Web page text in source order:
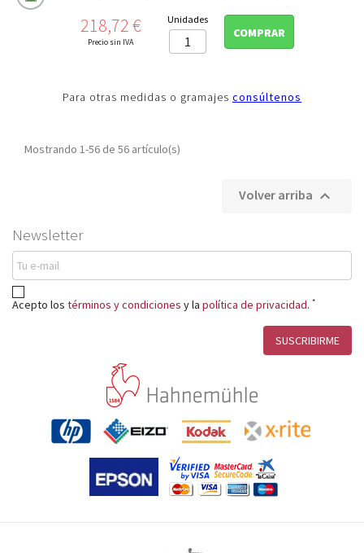
Newsletter
Acepto los términos y condiciones y la política de privacidad. *
Precio
218,72 €
Precio sin IVA
Unidades
COMPRAR
Para otras medidas o gramajes consúltenos
Mostrando 1-56 de 56 artículo(s)
Volver arriba 